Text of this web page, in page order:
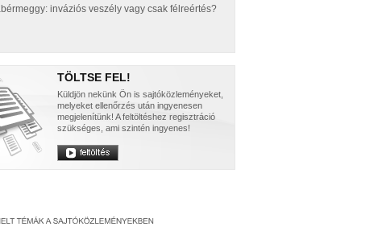
inváziós veszély vagy csak félreértés?
TÖLTSE FEL!
Küldjön nekünk Ön is sajtóközleményeket,
melyeket ellenőrzés után ingyenesen
megjelenítünk! A feltöltéshez regisztráció
szükséges, ami szintén ingyenes!